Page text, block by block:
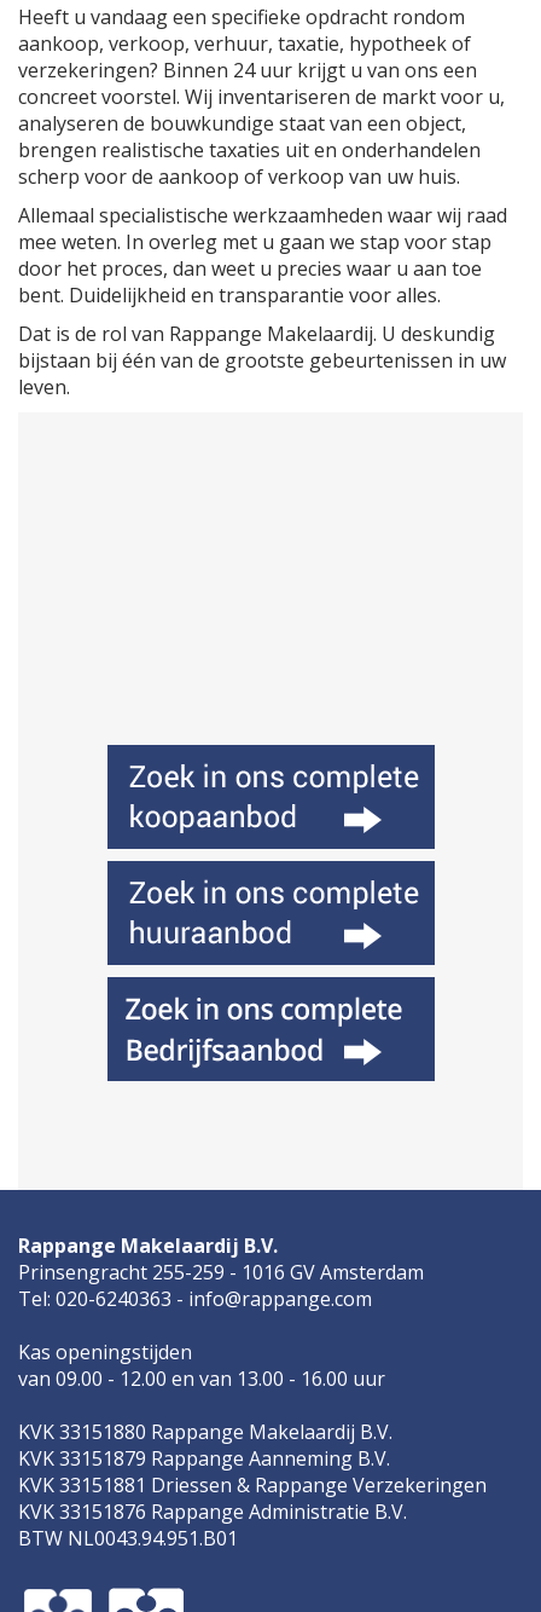
Heeft u vandaag een specifieke opdracht rondom
aankoop, verkoop, verhuur, taxatie, hypotheek of
verzekeringen? Binnen 24 uur krijgt u van ons een
concreet voorstel. Wij inventariseren de markt voor u,
analyseren de bouwkundige staat van een object,
brengen realistische taxaties uit en onderhandelen
scherp voor de aankoop of verkoop van uw huis.
Allemaal specialistische werkzaamheden waar wij raad
mee weten. In overleg met u gaan we stap voor stap
door het proces, dan weet u precies waar u aan toe
bent. Duidelijkheid en transparantie voor alles.
Dat is de rol van Rappange Makelaardij. U deskundig
bijstaan bij één van de grootste gebeurtenissen in uw
leven.
Rappange Makelaardij B.V.
Prinsengracht 255-259 - 1016 GV Amsterdam
Tel: 020-6240363 - info@rappange.com
Kas openingstijden
van 09.00 - 12.00 en van 13.00 - 16.00 uur
KVK 33151880 Rappange Makelaardij B.V.
KVK 33151879 Rappange Aanneming B.V.
KVK 33151881 Driessen & Rappange Verzekeringen
KVK 33151876 Rappange Administratie B.V.
BTW NL0043.94.951.B01